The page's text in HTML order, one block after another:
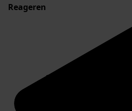
Reageren